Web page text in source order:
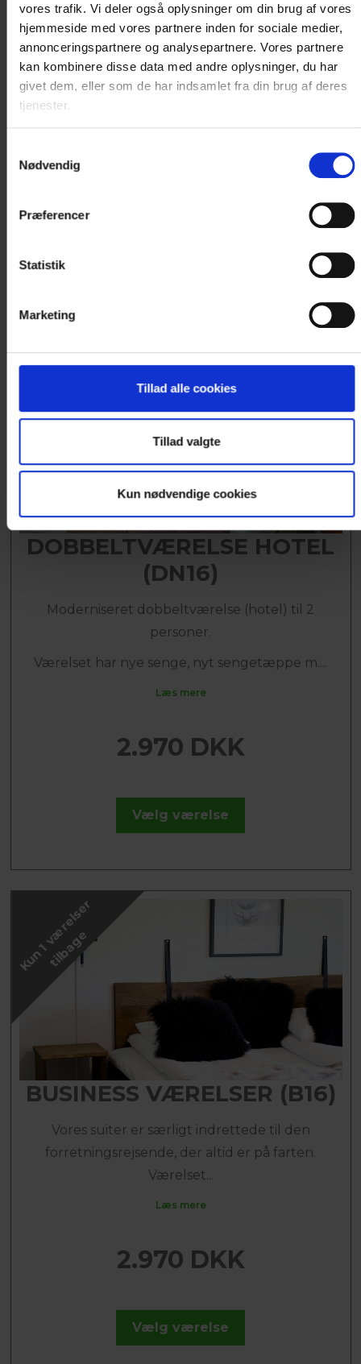
vores trafik. Vi deler også oplysninger om din brug af vores
hjemmeside med vores partnere inden for sociale medier,
annonceringspartnere og analysepartnere. Vores partnere
kan kombinere disse data med andre oplysninger, du har
givet dem, eller som de har indsamlet fra din brug af deres
tjenester.
Nødvendig
Præferencer
Statistik
Marketing
Tillad alle cookies
Tillad valgte
Kun nødvendige cookies
DOBBELTVÆRELSE (DH16)
Standard dobbeltværelse på 14-15 m2 med
hyggelig indretning.
DOBBELTVÆRELSE HOTEL
(DN16)
Moderniseret dobbeltværelse (hotel) til 2
personer.
Værelset har nye senge, nyt sengetæppe m....
Læs mere
2.970 DKK
Vælg værelse
K
u
n
1
v
æ
r
e
l
s
e
r
t
i
l
b
a
g
e
BUSINESS VÆRELSER (B16)
Vores suiter er særligt indrettede til den
forretningsrejsende, der altid er på farten.
Værelset...
Læs mere
2.970 DKK
Vælg værelse